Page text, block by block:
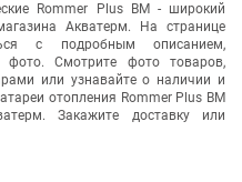
Rommer Plus BM - широкий
Акватерм. На странице
с подробным описанием,
фото. Смотрите фото товаров,
или узнавайте о наличии и
отопления Rommer Plus BM
Закажите доставку или